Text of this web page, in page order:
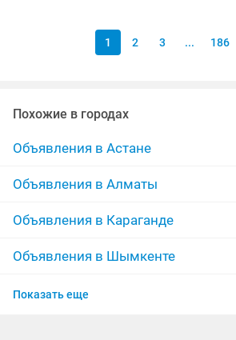
1 2 3 ... 186
Похожие в городах
Объявления в Астане
Объявления в Алматы
Объявления в Караганде
Объявления в Шымкенте
Объявления в Усть-Каменогорске
Показать еще